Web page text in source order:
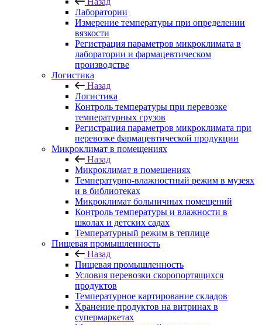
Лаборатории
Измерение температуры при определении
вязкости
Регистрация параметров микроклимата в
лаборатории и фармацевтическом
производстве
Логистика
Назад
Логистика
Контроль температуры при перевозке
температурных грузов
Регистрация параметров микроклимата при
перевозке фармацевтической продукции
Микроклимат в помещениях
Назад
Микроклимат в помещениях
Температурно-влажностный режим в музеях
и в библиотеках
Микроклимат больничных помещений
Контроль температуры и влажности в
школах и детских садах
Температурный режим в теплице
Пищевая промышленность
Назад
Пищевая промышленность
Условия перевозки скоропортящихся
продуктов
Температурное картирование складов
Хранение продуктов на витринах в
супермаркетах